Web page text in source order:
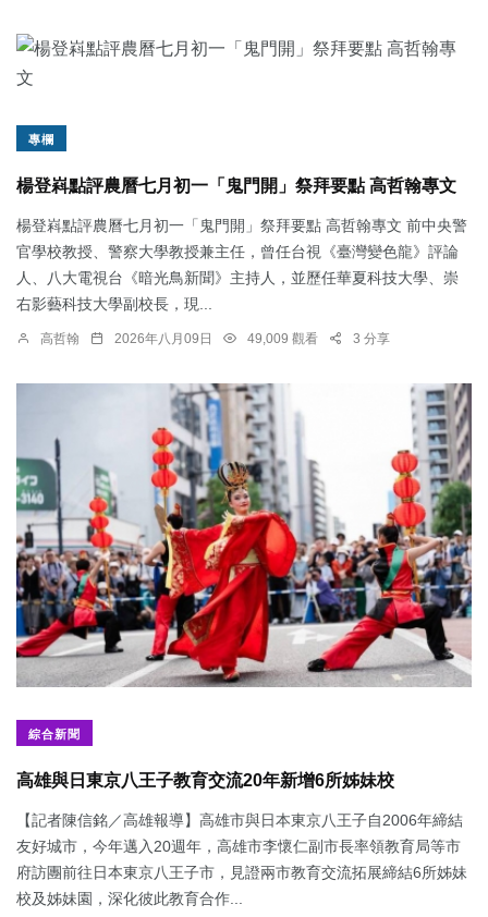
專欄
楊登嵙點評農曆七月初一「鬼門開」祭拜要點 高哲翰專文
楊登嵙點評農曆七月初一「鬼門開」祭拜要點 高哲翰專文 前中央警
官學校教授、警察大學教授兼主任，曾任台視《臺灣變色龍》評論
人、八大電視台《暗光鳥新聞》主持人，並歷任華夏科技大學、崇
右影藝科技大學副校長，現...
高哲翰 2026年八月09日 49,009 觀看 3 分享
綜合新聞
高雄與日東京八王子教育交流20年新增6所姊妹校
【記者陳信銘／高雄報導】高雄市與日本東京八王子自2006年締結
友好城市，今年邁入20週年，高雄市李懷仁副市長率領教育局等市
府訪團前往日本東京八王子市，見證兩市教育交流拓展締結6所姊妹
校及姊妹園，深化彼此教育合作...